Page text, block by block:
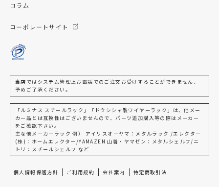
コラム
コーポレートサイト
当店ではシステム管理上お電話でのご注文お受けすることができません、
予めご了承ください。
「ルミナス スチールラック」「ドウシシャ製ワイヤーラック」は、他メー
カー品とは互換性はございませんので、パーツ追加購入等の際はメーカー
をご確認下さい。
主な他メーカーラック 例） アイリスオーヤマ：メタルラック /エレクター
(株)：ホームエレクター/YAMAZEN 山善・ヤマゼン：メタルシェルフ/ニ
トリ：スチールシェルフ など
個人情報保護方針 ご利用規約 会社案内 特定商取引法